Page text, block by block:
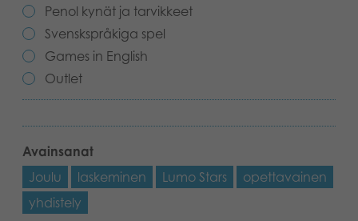
Promotuotteet
Sovellukset
Penol kynät ja tarvikkeet
Svenskspråkiga spel
Games in English
Outlet
Avainsanat
Joulu
laskeminen Lumo Stars
opettavainen
yhdistely